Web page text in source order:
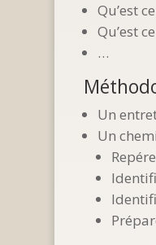
Qu’est
Qu’est
…
Un
Un